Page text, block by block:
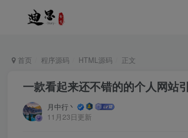
首页 程序源码 HTML源码 正文
一款看起来还不错的的个人网站
月中行丶
11月23日更新